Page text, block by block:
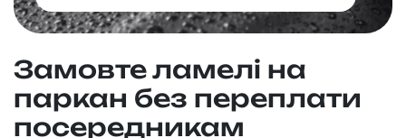
Замовте ламелі на
паркан без переплати
посередникам